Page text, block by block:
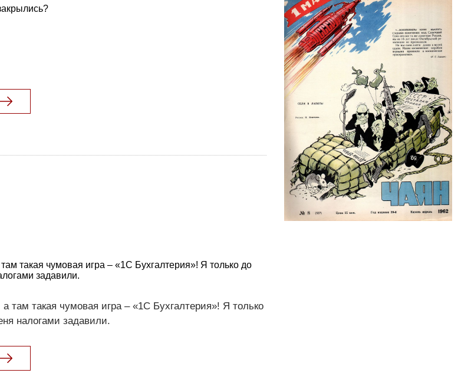
такая чумовая игра – «1С Бухгалтерия»! Я только до
задавили.
там такая чумовая игра – «1С Бухгалтерия»! Я только
налогами задавили.